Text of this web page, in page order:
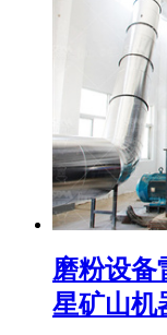
磨粉设备
星矿山机